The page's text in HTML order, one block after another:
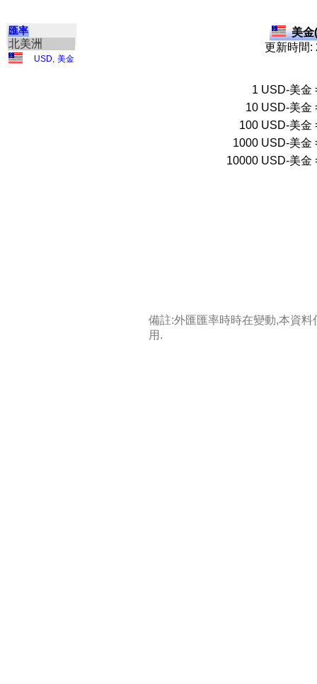
匯率
北美洲
USD 美金
美金
更新時間:
1 USD-美金
10 USD-美金
100 USD-美金
1000 USD-美金
10000 USD-美金
備註:外匯匯率時時在變動,本資
用.